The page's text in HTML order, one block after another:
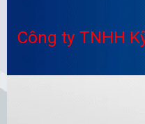
Công ty TNHH